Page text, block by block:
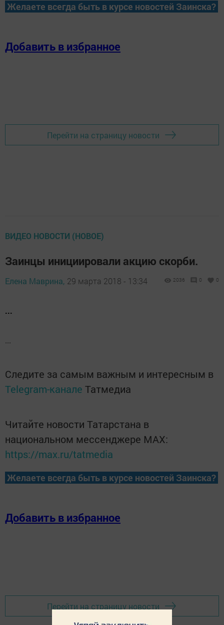
Желаете всегда быть в курсе новостей Заинска?
Добавить в избранное
Перейти на страницу новости
ВИДЕО НОВОСТИ (НОВОЕ)
Заинцы инициировали акцию скорби.
Елена Маврина, 29 марта 2018 - 13:34 2036 0 0
...
...
Следите за самым важным и интересным в
Telegram-канале Татмедиа
Читайте новости Татарстана в
национальном мессенджере MАХ:
https://max.ru/tatmedia
Желаете всегда быть в курсе новостей Заинска?
Добавить в избранное
Перейти на страницу новости